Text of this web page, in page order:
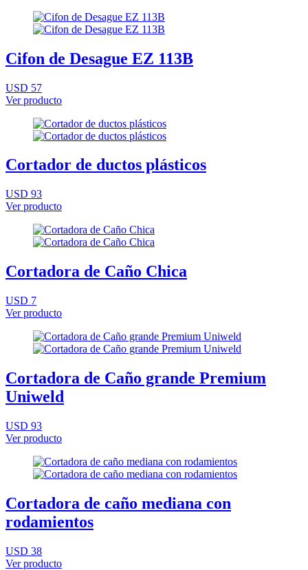
Cifon de Desague EZ 113B
USD 57
Ver producto
Cortador de ductos plásticos
USD 93
Ver producto
Cortadora de Caño Chica
USD 7
Ver producto
Cortadora de Caño grande Premium
Uniweld
USD 93
Ver producto
Cortadora de caño mediana con
rodamientos
USD 38
Ver producto